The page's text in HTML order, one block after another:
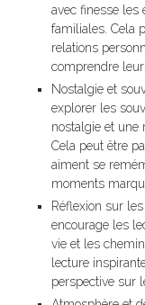
avec finesse les
familiales. Cela
relations
comprendre
Nostalgie et
explorer les
nostalgie et une
Cela peut être
aiment se
moments
Réflexion sur
encourage les
vie et les
lecture
perspective sur